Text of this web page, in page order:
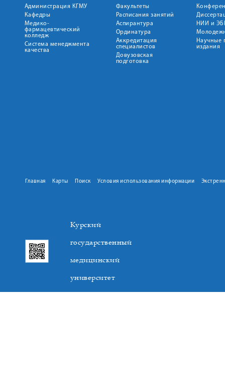
Администрация КГМУ
Кафедры
Медико-
фармацевтический
колледж
Система менеджмента
качества
Факультеты
Расписания занятий
Аспирантура
Ординатура
Аккредитация
специалистов
Довузовская
подготовка
НИИ и
Научные
издания
Главная Карты Поиск Условия использования информации
Курский
государственный
медицинский
университет